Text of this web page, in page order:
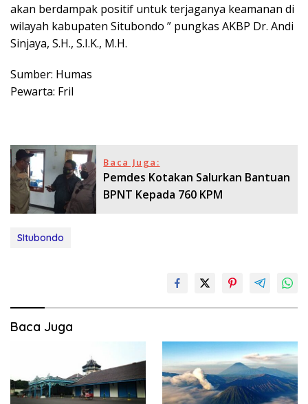
akan berdampak positif untuk terjaganya keamanan di
wilayah kabupaten Situbondo ” pungkas AKBP Dr. Andi
Sinjaya, S.H., S.I.K., M.H.
Sumber: Humas
Pewarta: Fril
Baca Juga:
Pemdes Kotakan Salurkan Bantuan
BPNT Kepada 760 KPM
SItubondo
Baca Juga